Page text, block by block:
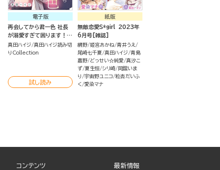
電子版
再会してから君一色 社長
が溺愛すぎて困ります！
（単話版）
真田ハイジ 真田ハイジ読み切
りCollection
試し読み
紙版
無敵恋愛S*girl 2023年
6月号[雑誌]
網野 姫宮あかね 青井うえ
尾崎七千夏 真田ハイジ 青島
嘉野 どっせい☆純愛 真汐こ
ず 夏生恒 シリ崎 岡舘いま
り
宇宙野ユニコ 粒杏だいふ
く 愛染マナ
コンテンツ 最新情報